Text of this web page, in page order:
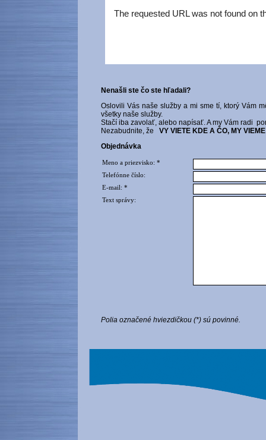
Nenašli ste čo ste hľadali?
Oslovili Vás naše služby a mi sme tí, ktorý Vám
všetky naše služby.
Stačí iba zavolať, alebo napísať. A my Vám radi
Nezabudnite, že VY VIETE KDE A ČO, MY
Objednávka
Meno a priezvisko: *
Telefónne číslo:
E-mail: *
Text správy:
Polia označené hviezdičkou (*) sú povinné.